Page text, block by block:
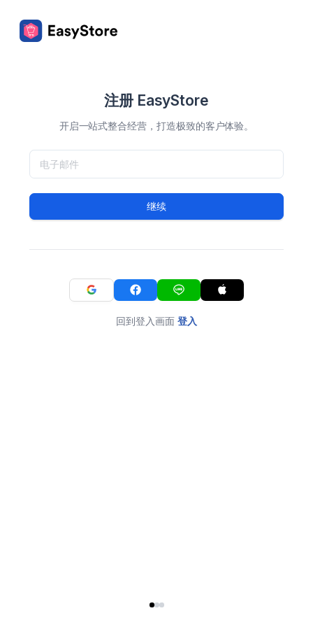
注册 EasyStore
开启一站式整合经营，打造极致的客户体验。
继续
回到登入画面 登入